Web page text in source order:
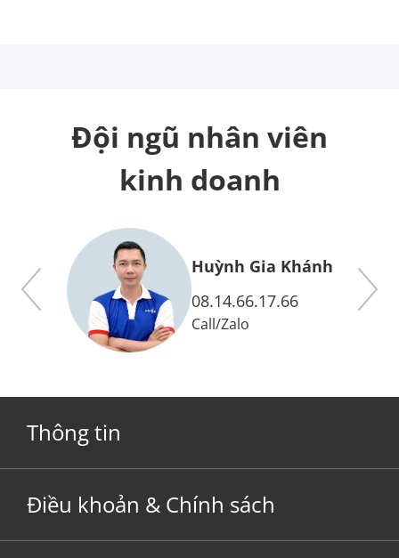
Đội ngũ nhân viên
kinh doanh
Huỳnh Gia Khánh
08.14.66.17.66
Call/Zalo
Thông tin
Điều khoản & Chính sách